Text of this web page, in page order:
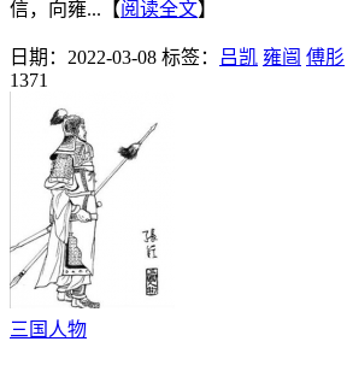
信，向雍...【阅读全文】
日期：2022-03-08 标签： 吕凯 雍闿 傅肜
1371
三国人物